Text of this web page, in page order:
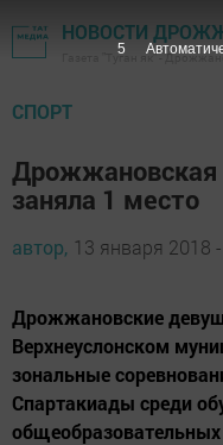
НОВОСТИ
Газета "Туган як" -
СПОРТ
заняла 1 место
автор, 13 января 2018
Дрожжановские
Верхнеуслонском
зональные
Спартакиады среди
5